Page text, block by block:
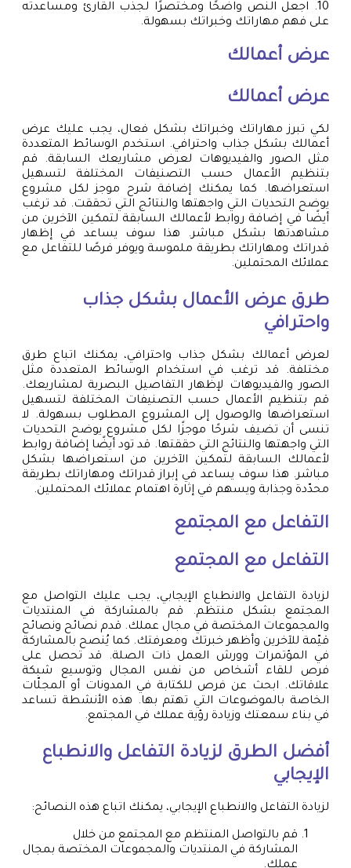
10. اجعل النص واضحًا ومختصرًا لجذب القارئ ومساعدته
على فهم مهاراتك وخبراتك بسهولة.
عرض أعمالك
عرض أعمالك
لكي تبرز مهاراتك وخبراتك بشكل فعال، يجب عليك عرض
أعمالك بشكل جذاب واحترافي. استخدم الوسائط المتعددة
مثل الصور والفيديوهات لعرض مشاريعك السابقة. قم
بتنظيم الأعمال حسب التصنيفات المختلفة لتسهيل
استعراضها. كما يمكنك إضافة شرح موجز لكل مشروع
يوضح التحديات التي واجهتها والنتائج التي تحققت. قد ترغب
أيضًا في إضافة روابط لأعمالك السابقة لتمكين الآخرين من
مشاهدتها بشكل مباشر. هذا سوف يساعد في إظهار
قدراتك ومهاراتك بطريقة ملموسة ويوفر فرصًا للتفاعل مع
عملائك المحتملين.
طرق عرض الأعمال بشكل جذاب
واحترافي
لعرض أعمالك بشكل جذاب واحترافي، يمكنك اتباع طرق
مختلفة. قد ترغب في استخدام الوسائط المتعددة مثل
الصور والفيديوهات لإظهار التفاصيل البصرية لمشاريعك.
قم بتنظيم الأعمال حسب التصنيفات المختلفة لتسهيل
استعراضها والوصول إلى المشروع المطلوب بسهولة. لا
تنسى أن تضيف شرحًا موجزًا لكل مشروع يوضح التحديات
التي واجهتها والنتائج التي حققتها. قد تود أيضًا إضافة روابط
لأعمالك السابقة لتمكين الآخرين من استعراضها بشكل
مباشر. هذا سوف يساعد في إبراز قدراتك ومهاراتك بطريقة
محدّدة وجذابة ويسهم في إثارة اهتمام عملائك المحتملين.
التفاعل مع المجتمع
التفاعل مع المجتمع
لزيادة التفاعل والانطباع الإيجابي، يجب عليك التواصل مع
المجتمع بشكل منتظم. قم بالمشاركة في المنتديات
والمجموعات المختصة في مجال عملك. قدم نصائح ونصائح
قيّمة للآخرين وأظهر خبرتك ومعرفتك. كما يُنصح بالمشاركة
في المؤتمرات وورش العمل ذات الصلة. قد تحصل على
فرص للقاء أشخاص من نفس المجال وتوسيع شبكة
علاقاتك. ابحث عن فرص للكتابة في المدونات أو المجلّات
الخاصة بالموضوعات التي تهتم بها. هذه الأنشطة تساعد
في بناء سمعتك وزيادة رؤية عملك في المجتمع.
أفضل الطرق لزيادة التفاعل والانطباع
الإيجابي
لزيادة التفاعل والانطباع الإيجابي، يمكنك اتباع هذه النصائح:
قم بالتواصل المنتظم مع المجتمع من خلال
المشاركة في المنتديات والمجموعات المختصة بمجال